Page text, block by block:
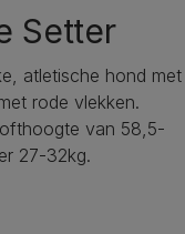
Setter
atletische hond met
rode vlekken.
van 58,5-
27-32kg.